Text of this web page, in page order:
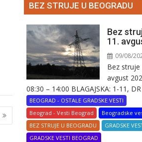
BEZ STRUJE U BEOGRADU
Bez
11.
09/08/
Bez struje
avgust
08:30 – 14:00 BLAGAJSKA: 1-11,
BEOGRAD - OSTALE GRADSKE VESTI
Beograd - Vesti Beograd
Beogradske
BEZ STRUJE U BEOGRADU
GRADSKE
GRADSKE VESTI BEOGRAD